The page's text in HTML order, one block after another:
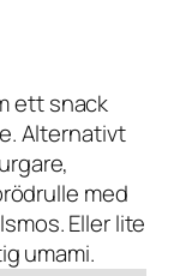
ett snack
Alternativt
med
Eller lite
umami.